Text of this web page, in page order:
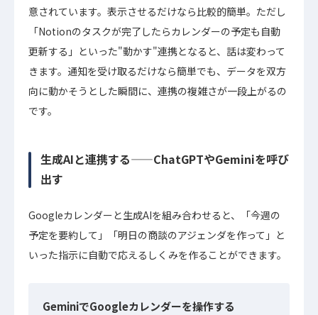
意されています。表示させるだけなら比較的簡単。ただし
「Notionのタスクが完了したらカレンダーの予定も自動
更新する」といった"動かす"連携となると、話は変わって
きます。通知を受け取るだけなら簡単でも、データを双方
向に動かそうとした瞬間に、連携の複雑さが一段上がるの
です。
生成AIと連携する——ChatGPTやGeminiを呼び
出す
Googleカレンダーと生成AIを組み合わせると、「今週の
予定を要約して」「明日の商談のアジェンダを作って」と
いった指示に自動で応えるしくみを作ることができます。
GeminiでGoogleカレンダーを操作する